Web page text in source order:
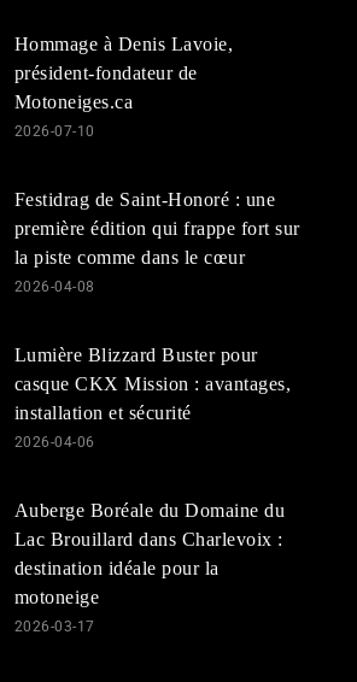
Hommage à Denis Lavoie,
président-fondateur de
Motoneiges.ca
2026-07-10
Festidrag de Saint-Honoré : une
première édition qui frappe fort sur
la piste comme dans le cœur
2026-04-08
Lumière Blizzard Buster pour
casque CKX Mission : avantages,
installation et sécurité
2026-04-06
Auberge Boréale du Domaine du
Lac Brouillard dans Charlevoix :
destination idéale pour la
motoneige
2026-03-17